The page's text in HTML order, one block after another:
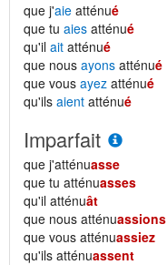
que j'aie atténué
que tu aies atténué
qu'il ait atténué
que nous ayons atténué
que vous ayez atténué
qu'ils aient atténué
Imparfait
que j'atténuasse
que tu atténuasses
qu'il atténuât
que nous atténuassions
que vous atténuassiez
qu'ils atténuassent